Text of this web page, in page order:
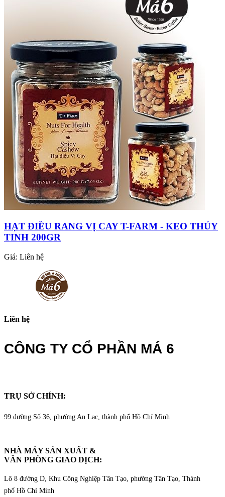
HẠT ĐIỀU RANG VỊ CAY T-FARM - KEO THỦY
TINH 200GR
Giá: Liên hệ
Liên hệ
CÔNG TY CỔ PHẦN MÁ 6
TRỤ SỞ CHÍNH:
99 đường Số 36, phường An Lạc, thành phố Hồ Chí Minh
NHÀ MÁY SẢN XUẤT &
VĂN PHÒNG GIAO DỊCH:
Lô 8 đường D, Khu Công Nghiệp Tân Tạo, phường Tân Tạo, Thành
phố Hồ Chí Minh